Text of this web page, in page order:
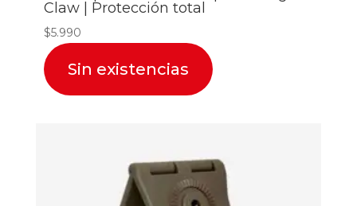
Claw | Protección total
$5.990
Sin existencias